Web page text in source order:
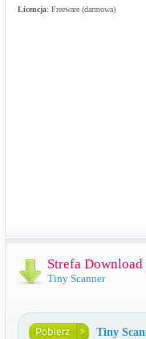
Licencja: Freeware (darmowa)
Strefa
Tiny Scanner
Tiny